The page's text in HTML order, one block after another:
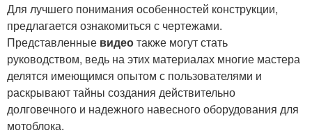
Для лучшего понимания особенностей конструкции,
предлагается ознакомиться с чертежами.
Представленные видеотакже могут стать
руководством, ведь на этих материалах многие мастера
делятся имеющимся опытом с пользователями и
раскрывают тайны создания действительно
долговечного и надежного навесного оборудования для
мотоблока.